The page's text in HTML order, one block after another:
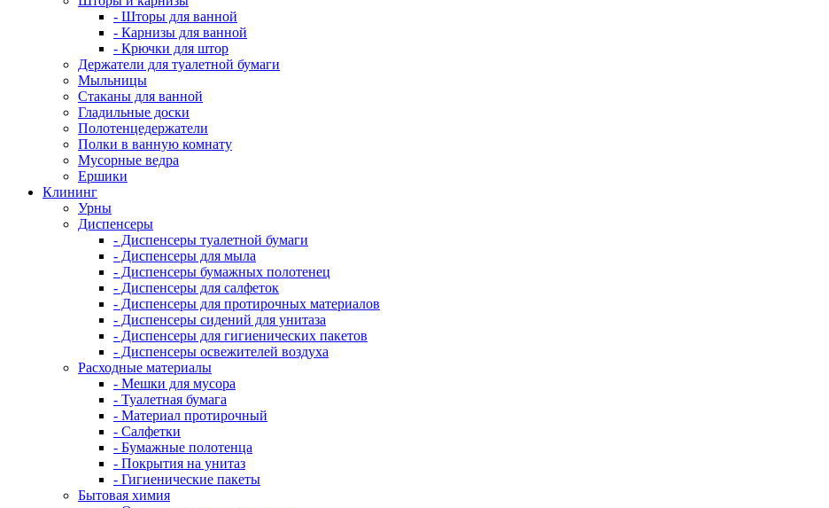
- Шторы для ванной
- Карнизы для ванной
- Крючки для штор
Держатели для туалетной бумаги
Мыльницы
Стаканы для ванной
Гладильные доски
Полотенцедержатели
Полки в ванную комнату
Мусорные ведра
Ершики
Клининг
Урны
Диспенсеры
- Диспенсеры туалетной бумаги
- Диспенсеры для мыла
- Диспенсеры бумажных полотенец
- Диспенсеры для салфеток
- Диспенсеры для протирочных материалов
- Диспенсеры сидений для унитаза
- Диспенсеры для гигиенических пакетов
- Диспенсеры освежителей воздуха
Расходные материалы
- Мешки для мусора
- Туалетная бумага
- Материал протирочный
- Салфетки
- Бумажные полотенца
- Покрытия на унитаз
- Гигиенические пакеты
Бытовая химия